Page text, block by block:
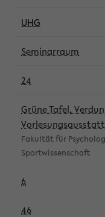
UHG
Seminarraum
24
Grüne Tafel,
Fakultät für
Sportwissenschaft
6
46